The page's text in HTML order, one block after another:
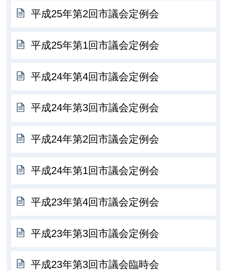
平成25年第2回市議会定例会
平成25年第1回市議会定例会
平成24年第4回市議会定例会
平成24年第3回市議会定例会
平成24年第2回市議会定例会
平成24年第1回市議会定例会
平成23年第4回市議会定例会
平成23年第3回市議会定例会
平成23年第3回市議会臨時会